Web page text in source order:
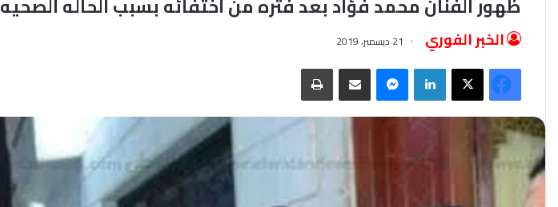
الخبر الفوري 21 ديسمبر، 2019
فيسبوك‫X لينكدإن ماسنجر مشاركة عبر البريد طباعة